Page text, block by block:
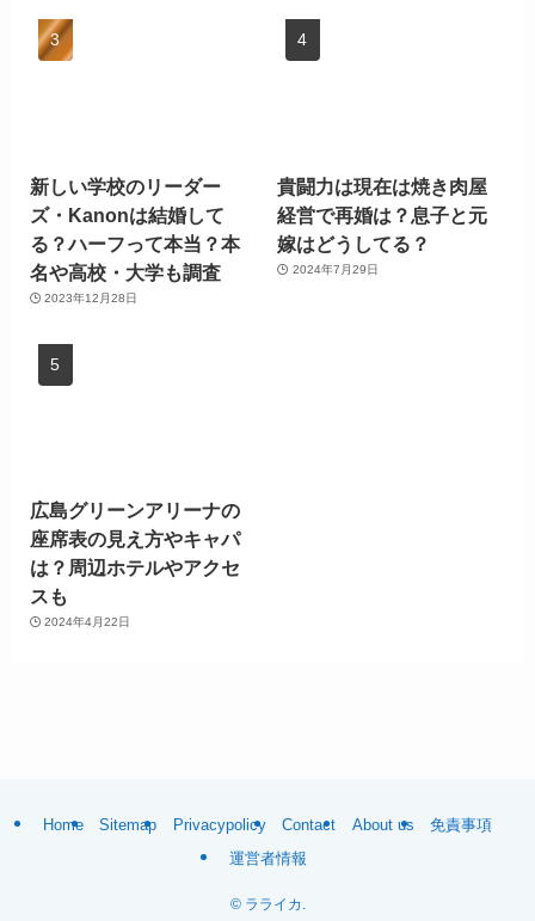
新しい学校のリーダー
ズ・Kanonは結婚して
る？ハーフって本当？本
名や高校・大学も調査
2023年12月28日
貴闘力は現在は焼き肉屋
経営で再婚は？息子と元
嫁はどうしてる？
2024年7月29日
広島グリーンアリーナの
座席表の見え方やキャパ
は？周辺ホテルやアクセ
スも
2024年4月22日
Home Sitemap Privacypolicy Contact About us
免責事項
運営者情報
©ラライカ.